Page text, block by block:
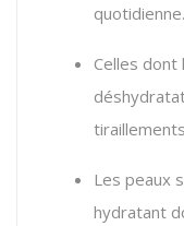
quotidienne.
Celles
Les peaux
hydratant